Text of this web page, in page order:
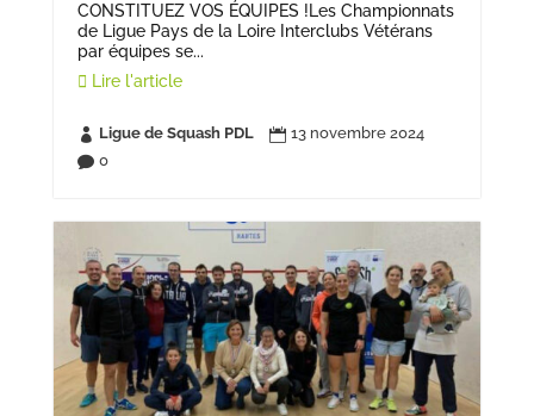
CONSTITUEZ VOS ÉQUIPES !Les Championnats
de Ligue Pays de la Loire Interclubs Vétérans
par équipes se...
Lire l'article
 Ligue de Squash PDL  13 novembre 2024
 0